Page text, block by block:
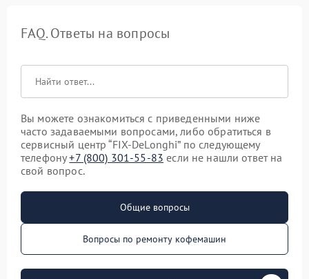
FAQ. Ответы на вопросы
Вы можете ознакомиться с приведенными ниже
часто задаваемыми вопросами, либо обратиться в
сервисный центр “FIX-DeLonghi” по следующему
телефону+7 (800) 301-55-83 если не нашли ответ на
свой вопрос.
Общие вопросы
Вопросы по ремонту кофемашин